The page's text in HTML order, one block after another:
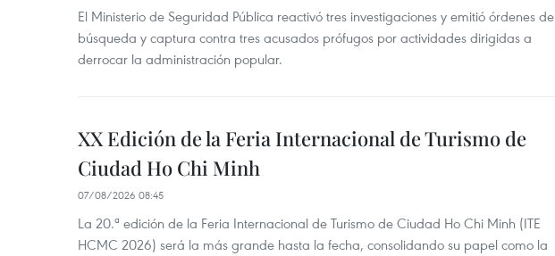
El Ministerio de Seguridad Pública reactivó tres investigaciones y emitió órdenes de
búsqueda y captura contra tres acusados prófugos por actividades dirigidas a
derrocar la administración popular.
XX Edición de la Feria Internacional de Turismo de
Ciudad Ho Chi Minh
07/08/2026 08:45
La 20.ª edición de la Feria Internacional de Turismo de Ciudad Ho Chi Minh (ITE
HCMC 2026) será la más grande hasta la fecha, consolidando su papel como la